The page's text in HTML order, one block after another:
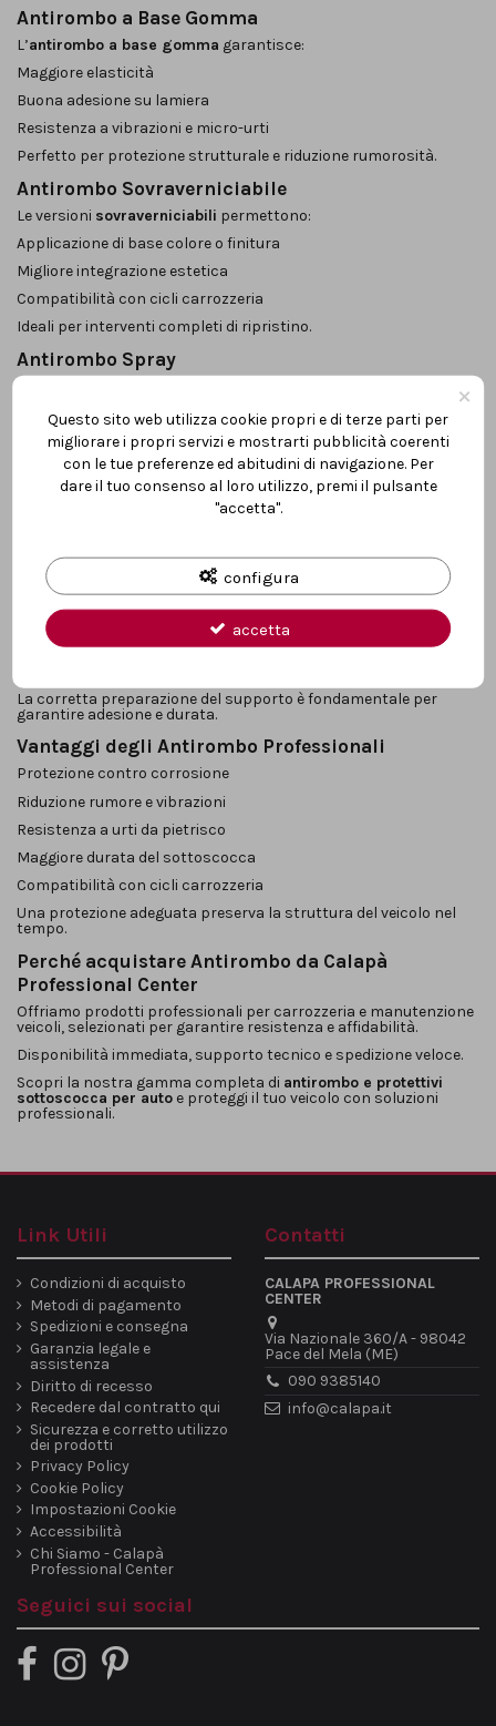
Antirombo a Base Gomma
L’antirombo a base gomma garantisce:
Maggiore elasticità
Buona adesione su lamiera
Resistenza a vibrazioni e micro-urti
Perfetto per protezione strutturale e riduzione rumorosità.
Antirombo Sovraverniciabile
Le versioni sovraverniciabili permettono:
Applicazione di base colore o finitura
Migliore integrazione estetica
Compatibilità con cicli carrozzeria
Ideali per interventi completi di ripristino.
Antirombo Spray
Ritocchi localizzati
Zone difficili da raggiungere
Interventi rapidi
Garantiscono facilità di applicazione e buona copertura.
Un’applicazione professionale prevede:
Pulizia e sgrassaggio del sottoscocca
Eventuale applicazione di primer anticorrosione
Stesura dell’antirombo con pistola o spray
La corretta preparazione del supporto è fondamentale per
garantire adesione e durata.
Vantaggi degli Antirombo Professionali
Protezione contro corrosione
Riduzione rumore e vibrazioni
Resistenza a urti da pietrisco
Maggiore durata del sottoscocca
Compatibilità con cicli carrozzeria
Una protezione adeguata preserva la struttura del veicolo nel
tempo.
Perché acquistare Antirombo da Calapà
Professional Center
Offriamo prodotti professionali per carrozzeria e manutenzione
veicoli, selezionati per garantire resistenza e affidabilità.
Disponibilità immediata, supporto tecnico e spedizione veloce.
Scopri la nostra gamma completa di antirombo e protettivi
sottoscocca per auto e proteggi il tuo veicolo con soluzioni
professionali.
Link Utili
Condizioni di acquisto
Metodi di pagamento
Spedizioni e consegna
Garanzia legale e
assistenza
Diritto di recesso
Recedere dal contratto qui
Sicurezza e corretto utilizzo
dei prodotti
Privacy Policy
Cookie Policy
Impostazioni Cookie
Accessibilità
Chi Siamo - Calapà
Professional Center
Contatti
CALAPA PROFESSIONAL
CENTER
Via Nazionale 360/A - 98042
Pace del Mela (ME)
090 9385140
info@calapa.it
Seguici sui social
×
Questo sito web utilizza cookie propri e di terze parti per
migliorare i propri servizi e mostrarti pubblicità coerenti
con le tue preferenze ed abitudini di navigazione. Per
dare il tuo consenso al loro utilizzo, premi il pulsante
"accetta".
configura
accetta